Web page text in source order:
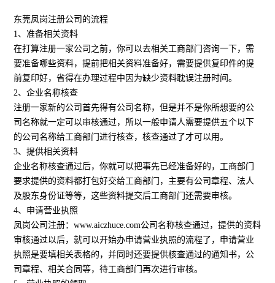
东莞凤岗注册公司的流程
1、准备相关资料
在打算注册一家公司之前，你可以去相关工商部门咨询一下，需
要准备哪些资料，提前把相关资料准备好，需要提供复印件的提
前复印好，省得在办理过程中因为缺少资料耽误注册时间。
2、企业名称核查
注册一家新的公司首先得有公司名称，但是并不是你所想要的公
司名称就一定可以审核通过，所以一般申请人需要提供五个以下
的公司名称给工商部门进行核查，核查通过了才可以用。
3、提供相关资料
企业名称核查通过后，你就可以把事先已经准备好的，工商部门
要求提供的资料都打包好交给工商部门，主要有公司章程、法人
及股东身份证等等，这些资料提交后工商部门还需要审核。
4、申请营业执照
凤岗公司注册：www.aiczhuce.com公司名称核查通过，提供的资料
审核通过以后，就可以开始办申请营业执照的流程了，申请营业
执照是要填相关表格的，并同时还要提供核查通过的通知书，公
司章程、相关合同等，待工商部门再次进行审核。